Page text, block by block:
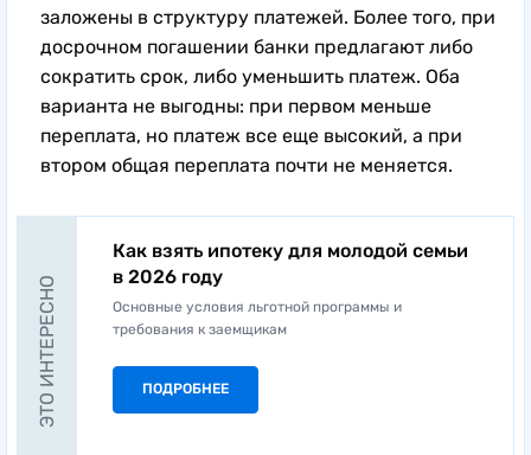
заложены в структуру платежей. Более того, при
досрочном погашении банки предлагают либо
сократить срок, либо уменьшить платеж. Оба
варианта не выгодны: при первом меньше
переплата, но платеж все еще высокий, а при
втором общая переплата почти не меняется.
ЭТО ИНТЕРЕСНО
Как взять ипотеку для молодой семьи
в 2026 году
Основные условия льготной программы и
требования к заемщикам
ПОДРОБНЕЕ